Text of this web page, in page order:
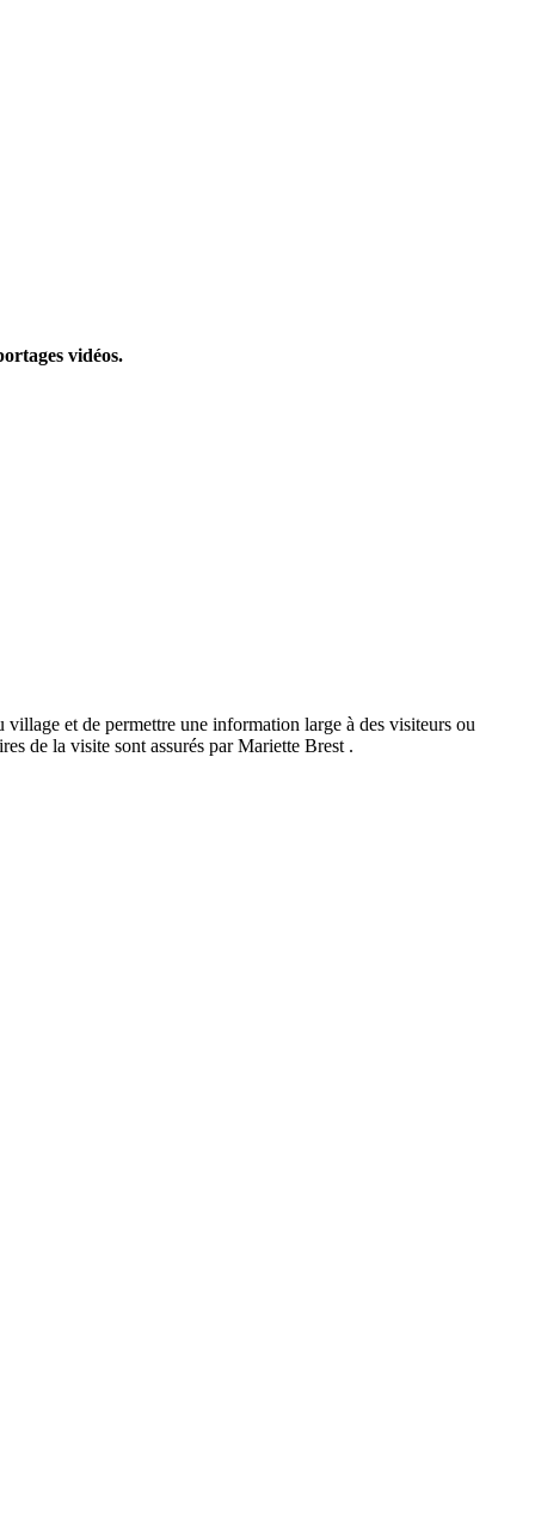
vidéos.
et de permettre une information large à des visiteurs ou
de la visite sont assurés par Mariette Brest .